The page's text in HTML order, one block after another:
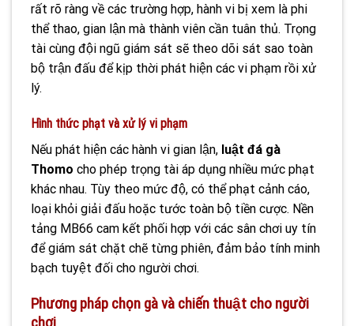
rất rõ ràng về các trường hợp, hành vi bị xem là phi
thể thao, gian lận mà thành viên cần tuân thủ. Trọng
tài cùng đội ngũ giám sát sẽ theo dõi sát sao toàn
bộ trận đấu để kịp thời phát hiện các vi phạm rồi xử
lý.
Hình thức phạt và xử lý vi phạm
Nếu phát hiện các hành vi gian lận, luật đá gà
Thomo cho phép trọng tài áp dụng nhiều mức phạt
khác nhau. Tùy theo mức độ, có thể phạt cảnh cáo,
loại khỏi giải đấu hoặc tước toàn bộ tiền cược. Nền
tảng MB66 cam kết phối hợp với các sân chơi uy tín
để giám sát chặt chẽ từng phiên, đảm bảo tính minh
bạch tuyệt đối cho người chơi.
Phương pháp chọn gà và chiến thuật cho người